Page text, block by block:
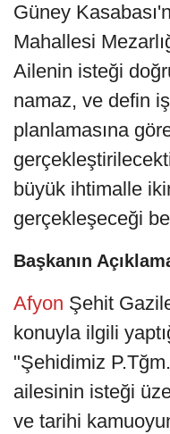
Güney
Mahallesi
Ailenin isteği
namaz, ve defin
planlamasına
büyük ihtimalle
gerçekleşeceği
Başkanın
Afyon Şehit
konuyla ilgili
"Şehidimiz P.Tğm.
ailesinin isteği
ve tarihi